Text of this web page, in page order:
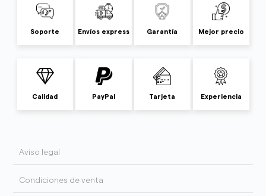
Soporte Envíos express Garantía Mejor precio
Calidad PayPal Tarjeta Experiencia
Aviso legal
Condiciones de venta